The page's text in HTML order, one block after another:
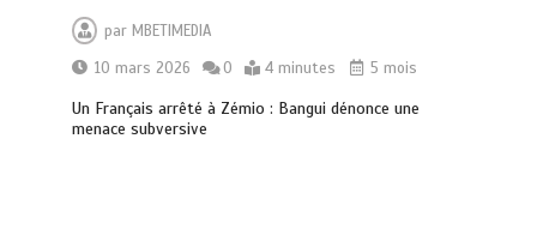
par MBETIMEDIA
10 mars 2026
0 4 minutes 5 mois
Un Français arrêté à Zémio : Bangui dénonce une
menace subversive